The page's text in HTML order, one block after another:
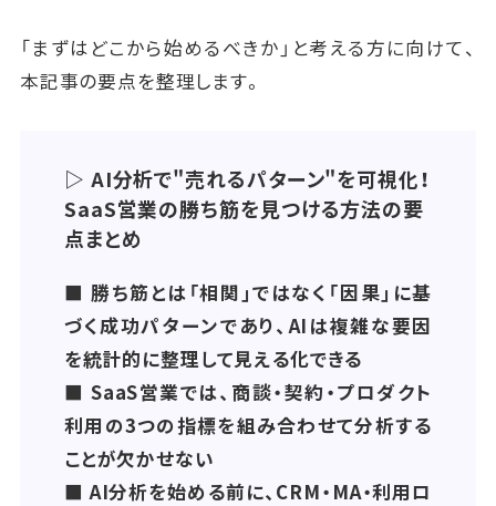
体制」が整うのです。
改善のサイクルを回せるか」が成否を分けます。つま
りAIを営業に根付かせる鍵は、ガバナンスと組織設計
にあるのです。
「まずはどこから始めるべきか」と考える方に向けて、
本記事の要点を整理します。
▷ AI分析で"売れるパターン"を可視化！
SaaS営業の勝ち筋を見つける方法の要
点まとめ
■ 勝ち筋とは「相関」ではなく「因果」に基
づく成功パターンであり、AIは複雑な要因
を統計的に整理して見える化できる
■ SaaS営業では、商談・契約・プロダクト
利用の3つの指標を組み合わせて分析する
ことが欠かせない
■ AI分析を始める前に、CRM・MA・利用ロ